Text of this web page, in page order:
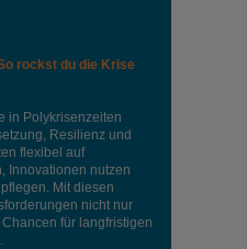
rockst du die Krise
in Polykrisenzeiten
Resilienz und
flexibel auf
Innovationen nutzen
Mit diesen
nicht nur
für langfristigen